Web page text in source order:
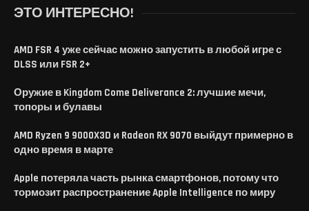
ЭТО ИНТЕРЕСНО!
AMD FSR 4 уже сейчас можно запустить в любой игре с
DLSS или FSR 2+
Оружие в Kingdom Come Deliverance 2: лучшие мечи,
топоры и булавы
AMD Ryzen 9 9000X3D и Radeon RX 9070 выйдут примерно в
одно время в марте
Apple потеряла часть рынка смартфонов, потому что
тормозит распространение Apple Intelligence по миру